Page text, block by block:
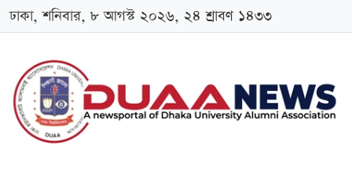
ঢাকা, শনিবার, ৮ আগস্ট ২০২৬, ২৪ শ্রাবণ ১৪৩৩